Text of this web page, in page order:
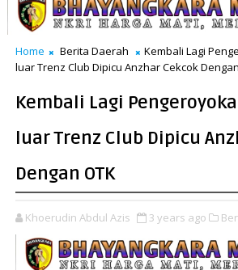
Home Berita Daerah
Kembali Lagi
luar Trenz Club Dipicu Anzhar Cekcok
Kembali Lagi
luar Trenz Club Dipicu
Dengan OTK
Khoerudin Abdul Azis 3 years ago